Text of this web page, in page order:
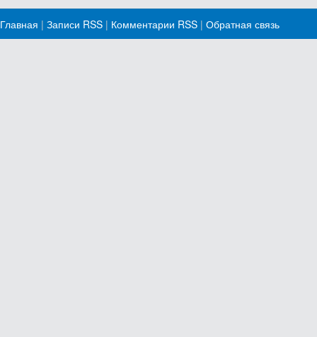
Главная | Записи RSS | Комментарии RSS | Обратная связь